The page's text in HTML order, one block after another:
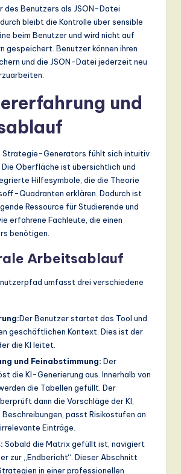
des Benutzers als JSON-Datei
bleibt die Kontrolle über sensible
beim Benutzer und wird nicht auf
gespeichert. Benutzer können ihren
und die JSON-Datei jederzeit neu
und
Strategie-Generators fühlt sich intuitiv
Die Oberfläche ist übersichtlich und
Hilfesymbole, die die Theorie
Quadranten erklären. Dadurch ist
Ressource für Studierende und
erfahrene Fachleute, die einen
benötigen.
Arbeitsablauf
umfasst drei verschiedene
Der Benutzer startet das Tool und
geschäftlichen Kontext. Dies ist der
die KI leitet.
und Feinabstimmung: Der
die KI-Generierung aus. Innerhalb von
die Tabellen gefüllt. Der
dann die Vorschläge der KI,
passt Risikostufen an
Einträge.
Sobald die Matrix gefüllt ist, navigiert
zur „Endbericht“. Dieser Abschnitt
in einer professionellen